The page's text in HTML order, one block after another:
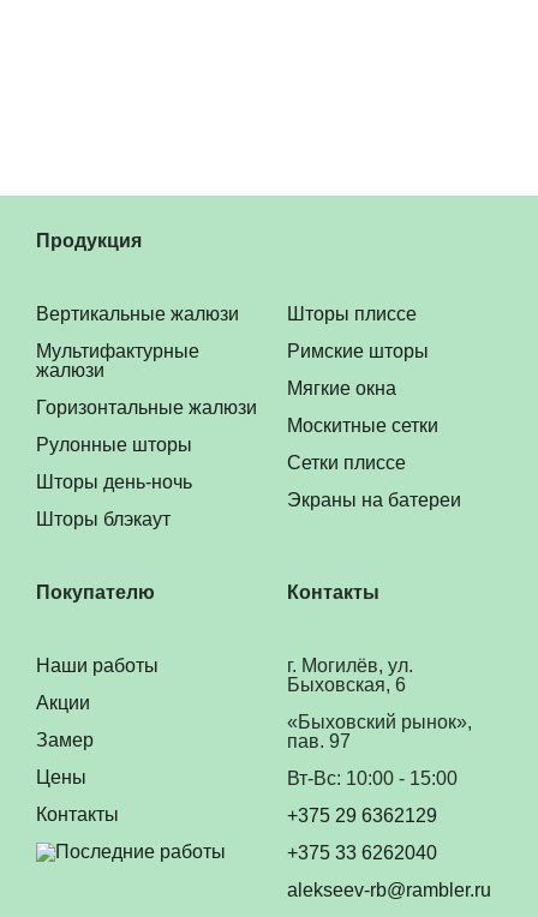
Продукция
Вертикальные жалюзи
Мультифактурные
жалюзи
Горизонтальные жалюзи
Рулонные шторы
Шторы день-ночь
Шторы блэкаут
Шторы плиссе
Римские шторы
Мягкие окна
Москитные сетки
Сетки плиссе
Экраны на батереи
Покупателю
Наши работы
Акции
Замер
Цены
Контакты
Последние работы
Контакты
г. Могилёв, ул.
Быховская, 6
«Быховский рынок»,
пав. 97
Вт-Вс: 10:00 - 15:00
+375 29 6362129
+375 33 6262040
alekseev-rb@rambler.ru